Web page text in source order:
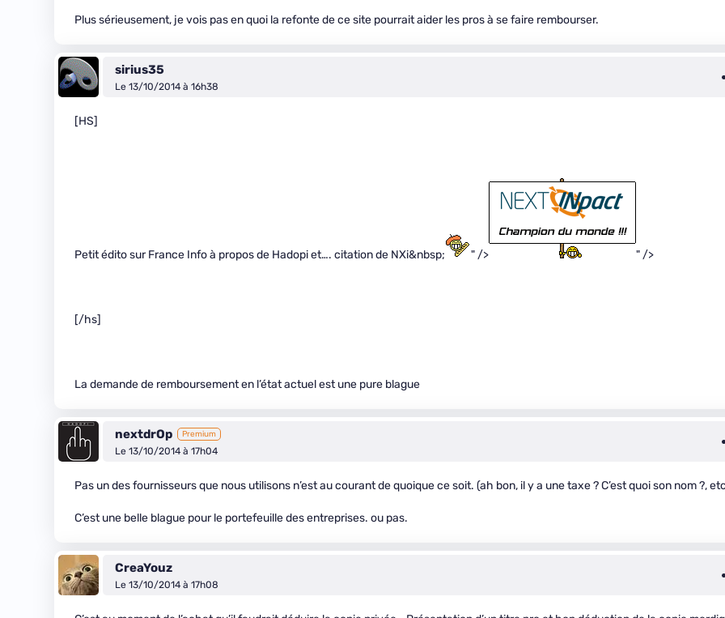
Plus sérieusement, je vois pas en quoi la refonte de ce site pourrait aider les pros à se faire rembourser.
sirius35
Le 13/10/2014 à 16h38
[HS]
Petit édito sur France Info à propos de Hadopi et…. citation de NXi&nbsp; " /> " />
[/hs]
La demande de remboursement en l’état actuel est une pure blague
nextdrOp Premium
Le 13/10/2014 à 17h04
Pas un des fournisseurs que nous utilisons n’est au courant de quoique ce soit. (ah bon, il y a une taxe ? C’est quoi son nom ?,
C’est une belle blague pour le portefeuille des entreprises. ou pas.
CreaYouz
Le 13/10/2014 à 17h08